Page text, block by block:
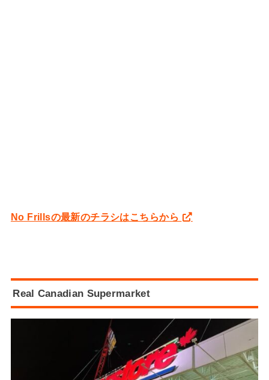
No Frillsの最新のチラシはこちらから
Real Canadian Supermarket